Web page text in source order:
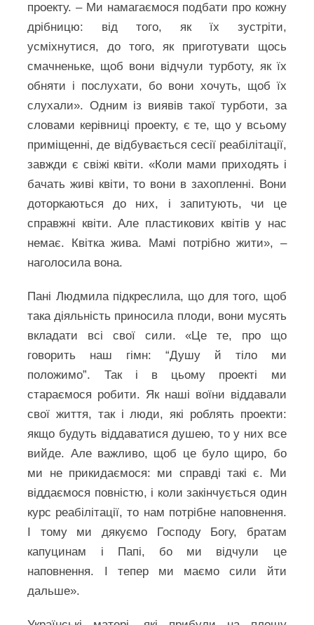
проекту. – Ми намагаємося подбати про кожну
дрібницю: від того, як їх зустріти,
усміхнутися, до того, як приготувати щось
смачненьке, щоб вони відчули турботу, як їх
обняти і послухати, бо вони хочуть, щоб їх
слухали». Одним із виявів такої турботи, за
словами керівниці проекту, є те, що у всьому
приміщенні, де відбувається сесії реабілітації,
завжди є свіжі квіти. «Коли мами приходять і
бачать живі квіти, то вони в захопленні. Вони
доторкаються до них, і запитують, чи це
справжні квіти. Але пластикових квітів у нас
немає. Квітка жива. Мамі потрібно жити», –
наголосила вона.
Пані Людмила підкреслила, що для того, щоб
така діяльність приносила плоди, вони мусять
вкладати всі свої сили. «Це те, про що
говорить наш гімн: “Душу й тіло ми
положимо”. Так і в цьому проекті ми
стараємося робити. Як наші воїни віддавали
свої життя, так і люди, які роблять проекти:
якщо будуть віддаватися душею, то у них все
вийде. Але важливо, щоб це було щиро, бо
ми не прикидаємося: ми справді такі є. Ми
віддаємося повністю, і коли закінчується один
курс реабілітації, то нам потрібне наповнення.
І тому ми дякуємо Господу Богу, братам
капуцинам і Папі, бо ми відчули це
наповнення. І тепер ми маємо сили йти
дальше».